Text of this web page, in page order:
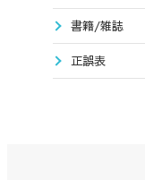
書籍/雑誌
正誤表